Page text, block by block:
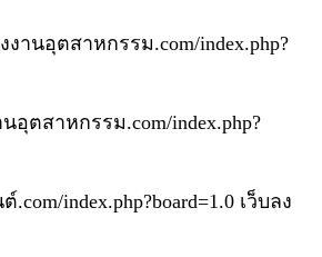
งานอุตสาหกรรม.com/index.php?
นอุตสาหกรรม.com/index.php?
.com/index.php?board=1.0 เว็บลง